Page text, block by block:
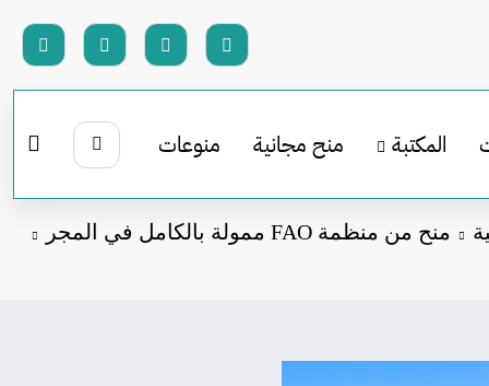
المكتبة منح مجانية منوعات
منح من منظمة FAO ممولة بالكامل في المجر